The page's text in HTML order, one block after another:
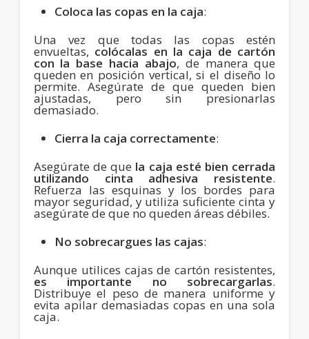
Coloca las copas en la caja:
Una vez que todas las copas estén
envueltas, colócalas en la caja de cartón
con la base hacia abajo, de manera que
queden en posición vertical, si el diseño lo
permite. Asegúrate de que queden bien
ajustadas, pero sin presionarlas
demasiado.
Cierra la caja correctamente:
Asegúrate de que la caja esté bien cerrada
utilizando cinta adhesiva resistente.
Refuerza las esquinas y los bordes para
mayor seguridad, y utiliza suficiente cinta y
asegúrate de que no queden áreas débiles.
No sobrecargues las cajas:
Aunque utilices cajas de cartón resistentes,
es importante no sobrecargarlas.
Distribuye el peso de manera uniforme y
evita apilar demasiadas copas en una sola
caja.